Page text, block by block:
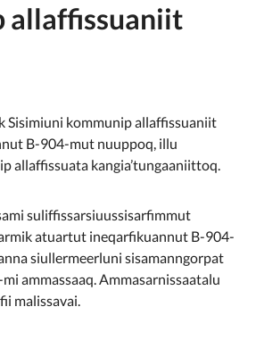
allaffissuaniit
Sisimiuni kommunip allaffissuaniit
B-904-mut nuuppoq, illu
allaffissuata kangia’tungaaniittoq.
suliffissarsiuussisarfimmut
atuartut ineqarfikuannut B-904-
siullermeerluni sisamanngorpat
ammassaaq. Ammasarnissaatalu
malissavai.